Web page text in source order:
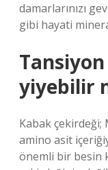
damarlarınızı
gibi hayati
yiyebilir
Kabak
amino asit
önemli bir besin